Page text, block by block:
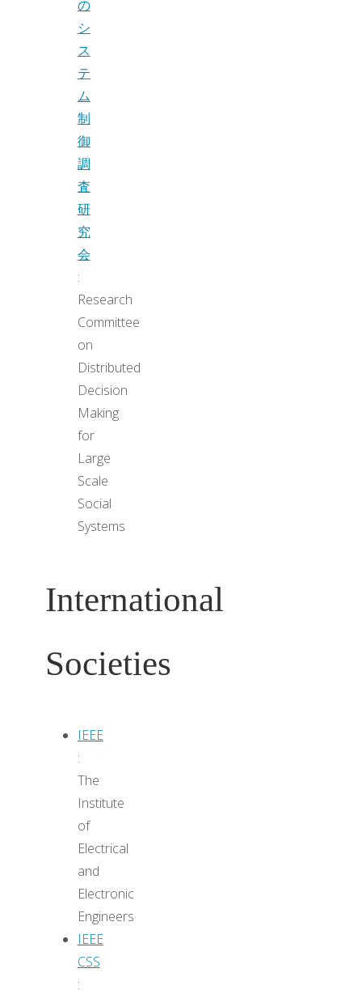
の
シ
ス
テ
ム
制
御
調
査
研
究
会
:
Research
Committee
on
Distributed
Decision
Making
for
Large
Scale
Social
Systems
International
Societies
IEEE
:
The
Institute
of
Electrical
and
Electronic
Engineers
IEEE
CSS
: